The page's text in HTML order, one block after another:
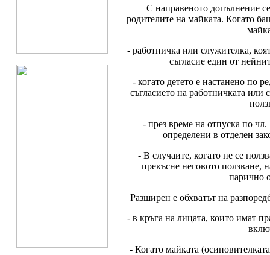
С направеното допълнение
родителите на майката. Когато
- работничка или служителка,
съгласие един от
- когато детето е настанено по
съгласието на работничката или
- през време на отпуска по
определени в отделен
- В случаите, когато не се
прекъсне неговото ползване,
парично
Разширен е обхватът на
- в кръга на лицата, които имат
- Когато майката